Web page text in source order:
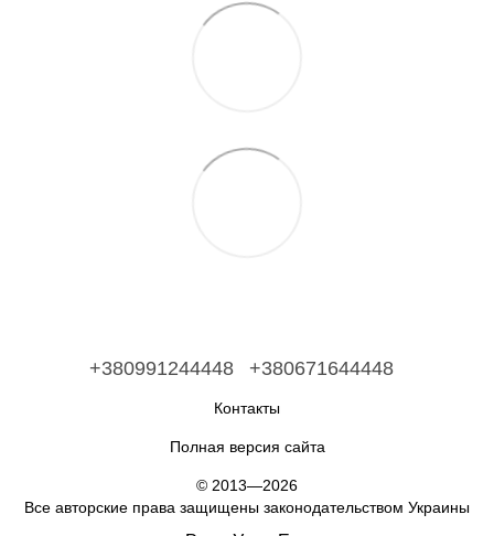
+380991244448 +380671644448
Контакты
Полная версия сайта
© 2013—2026
Все авторские права защищены законодательством Украины